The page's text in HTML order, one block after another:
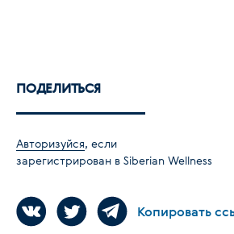
ПОДЕЛИТЬСЯ
Авторизуйся, если
зарегистрирован в Siberian Wellness
Копировать